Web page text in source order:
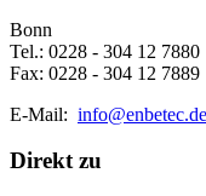
Bonn
Tel.: 0228 - 304 12 7880
Fax: 0228 - 304 12 7889
E-Mail: info@enbetec.de
Direkt zu